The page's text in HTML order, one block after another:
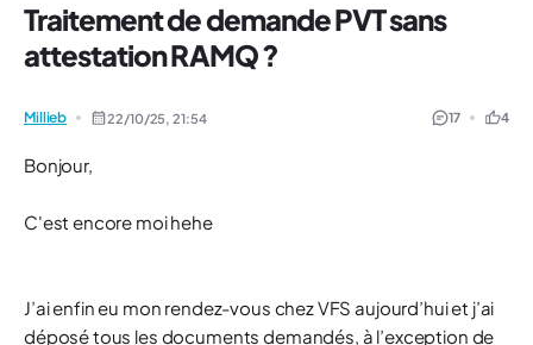
Traitement de demande PVT sans
attestation RAMQ ?
Millieb 22/10/25,21:54 17 4
Bonjour,
C'est encore moi hehe
J’ai enfin eu mon rendez-vous chez VFS aujourd’hui et j’ai
déposé tous les documents demandés, à l’exception de